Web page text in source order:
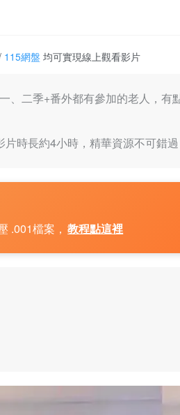
115網盤 均可實現線上觀看影片
二季+番外都有參加的老人，
時長約4小時，精華資源不可錯過
.001檔案， 教程點這裡